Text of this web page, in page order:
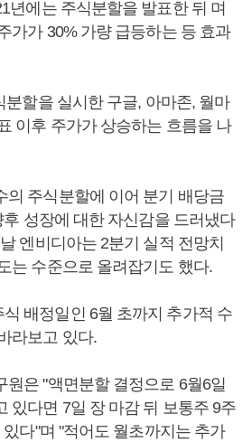
년에는 주식분할을 발표한 뒤 며
가가 30% 가량 급등하는 등 효과
분할을 실시한 구글, 아마존, 월마
이후 주가가 상승하는 흐름을 나
의 주식분할에 이어 분기 배당금
성장에 대한 자신감을 드러냈다
엔비디아는 2분기 실적 전망치
는 수준으로 올려잡기도 했다.
배정일인 6월 초까지 추가적 수
라보고 있다.
원은 "액면분할 결정으로 6월6일
있다면 7일 장 마감 뒤 보통주 9주
다"며 "적어도 월초까지는 추가